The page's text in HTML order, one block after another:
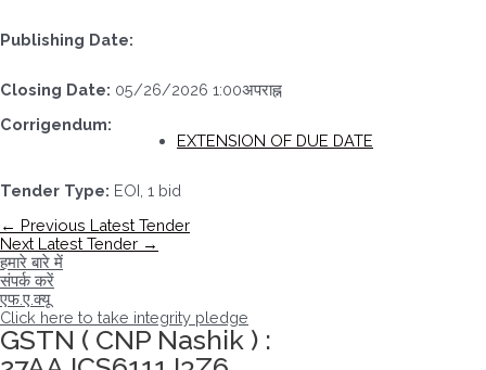
Publishing Date:
Closing Date: 05/26/2026 1:00अपराह्न
Corrigendum:
EXTENSION OF DUE DATE
Tender Type: EOI, 1 bid
पोस्ट
नेविगेशन
← Previous Latest Tender
Next Latest Tender →
हमारे बारे में
संपर्क करें
एफ.ए.क्यू
Click here to take integrity pledge
GSTN ( CNP Nashik ) :